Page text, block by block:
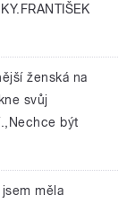
ženská na
svůj
být
měla